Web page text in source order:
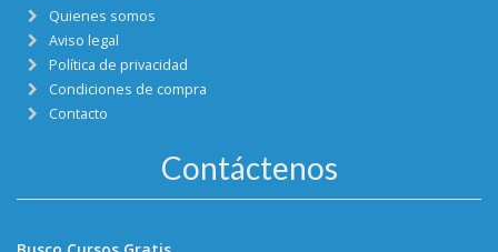
Quienes somos
Aviso legal
Política de privacidad
Condiciones de compra
Contacto
Contáctenos